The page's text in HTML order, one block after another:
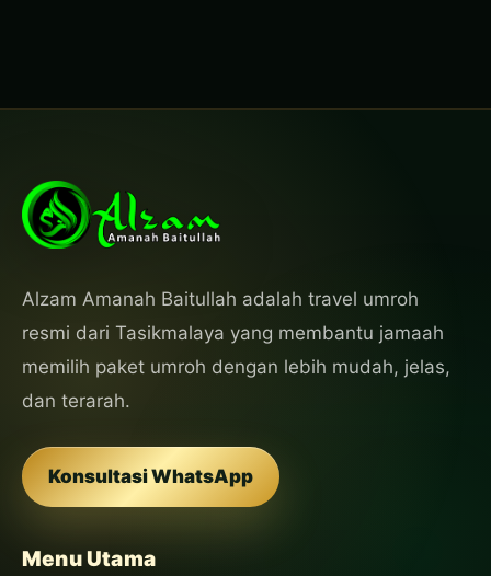
Alzam Amanah Baitullah adalah travel umroh
resmi dari Tasikmalaya yang membantu jamaah
memilih paket umroh dengan lebih mudah, jelas,
dan terarah.
Konsultasi WhatsApp
Menu Utama